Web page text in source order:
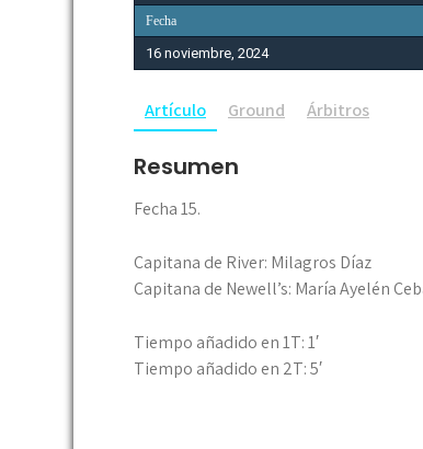
Fecha
16 noviembre, 2024
Artículo Ground Árbitros
Resumen
Fecha 15.
Capitana de River: Milagros Díaz
Capitana de Newell’s: María Ayelén
Tiempo añadido en 1T: 1′
Tiempo añadido en 2T: 5′